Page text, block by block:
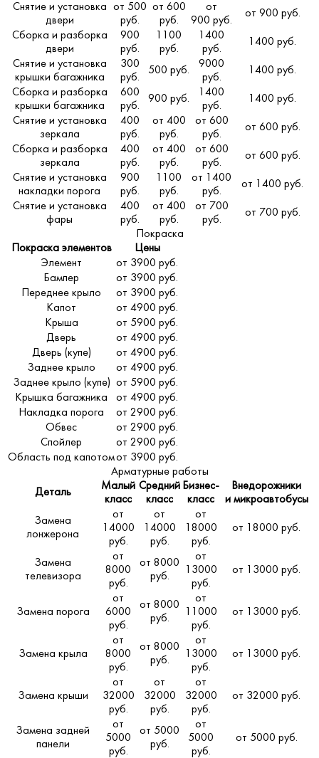
Снятие и установка
двери
от 500
руб.
от 600
руб.
от
900 руб.
от 900 руб.
Сборка и разборка
двери
900
руб.
1100
руб.
1400
руб.
1400 руб.
Снятие и установка
крышки багажника
300
руб.
500 руб.
9000
руб.
1400 руб.
Сборка и разборка
крышки багажника
600
руб.
900 руб.
1400
руб.
1400 руб.
Снятие и установка
зеркала
400
руб.
от 400
руб.
от 600
руб.
от 600 руб.
Сборка и разборка
зеркала
400
руб.
от 400
руб.
от 600
руб.
от 600 руб.
Снятие и установка
накладки порога
900
руб.
1100
руб.
от 1400
руб.
от 1400 руб.
Снятие и установка
фары
400
руб.
от 400
руб.
от 700
руб.
от 700 руб.
Покраска
Покраска элементов
Цены
Элемент
от 3900 руб.
Бампер
от 3900 руб.
Переднее крыло
от 3900 руб.
Капот
от 4900 руб.
Крыша
от 5900 руб.
Дверь
от 4900 руб.
Дверь (купе)
от 4900 руб.
Заднее крыло
от 4900 руб.
Заднее крыло (купе) от 5900 руб.
Крышка багажника
от 4900 руб.
Накладка порога
от 2900 руб.
Обвес
от 2900 руб.
Спойлер
от 2900 руб.
Область под капотомот 3900 руб.
Арматурные работы
Деталь
Малый
класс
Средний
класс
Бизнес-
класс
Внедорожники
и микроавтобусы
Замена
лонжерона
от
14000
руб.
от
14000
руб.
от
18000
руб.
от 18000 руб.
Замена
телевизора
от
8000
руб.
от 8000
руб.
от
13000
руб.
от 13000 руб.
Замена порога
от
6000
руб.
от 8000
руб.
от
11000
руб.
от 13000 руб.
Замена крыла
от
8000
руб.
от 8000
руб.
от
13000
руб.
от 13000 руб.
Замена крыши
от
32000
руб.
от
32000
руб.
от
32000
руб.
от 32000 руб.
Замена задней
панели
от
5000
руб.
от 5000
руб.
от
5000
руб.
от 5000 руб.